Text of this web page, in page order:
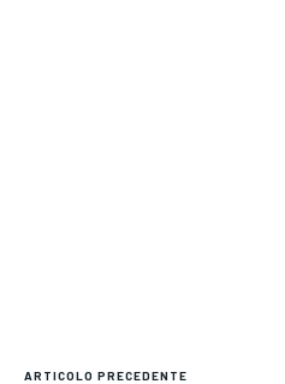
ARTICOLO PRECEDENTE